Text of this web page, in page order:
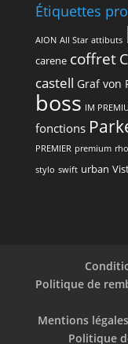
Étiquettes
AION All Star attibuts
carene coffret
castell Graf von
boss IM
fonctions
PREMIER premium
stylo swift urban
Politique de
Mentions légales
Politique